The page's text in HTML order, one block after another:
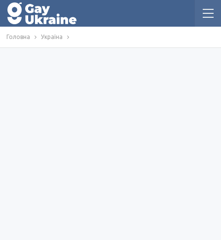
Головна Україна